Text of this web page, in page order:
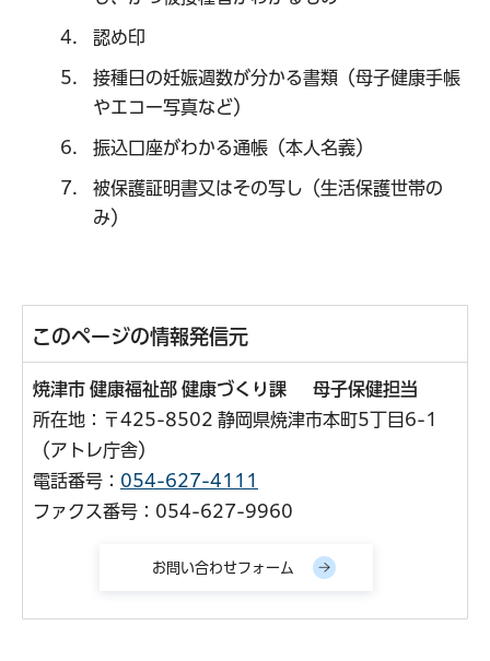
認め印
接種日の妊娠週数が分かる書類（母子健康手帳
やエコー写真など）
振込口座がわかる通帳（本人名義）
被保護証明書又はその写し（生活保護世帯の
み）
このページの情報発信元
焼津市 健康福祉部 健康づくり課 母子保健担当
所在地：〒425-8502 静岡県焼津市本町5丁目6-1
（アトレ庁舎）
電話番号： 054-627-4111
ファクス番号：054-627-9960